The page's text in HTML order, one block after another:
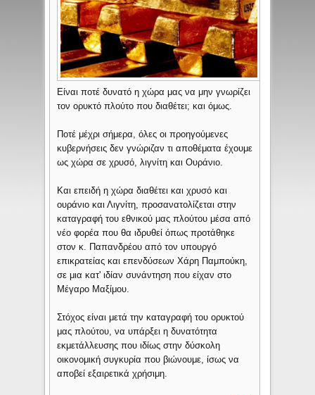
Είναι ποτέ δυνατό η χώρα μας να μην γνωρίζει
τον ορυκτό πλούτο που διαθέτει; και όμως.
Ποτέ μέχρι σήμερα, όλες οι προηγούμενες
κυβερνήσεις δεν γνώριζαν τι αποθέματα έχουμε
ως χώρα σε χρυσό, λιγνίτη και Ουράνιο.
Και επειδή η χώρα διαθέτει και χρυσό και
ουράνιο και Λιγνίτη, προσανατολίζεται στην
καταγραφή του εθνικού μας πλούτου μέσα από
νέο φορέα που θα ιδρυθεί όπως προτάθηκε
στον κ. Παπανδρέου από τον υπουργό
επικρατείας και επενδύσεων Χάρη Παμπούκη,
σε μια κατ' ιδίαν συνάντηση που είχαν στο
Μέγαρο Μαξίμου.
Στόχος είναι μετά την καταγραφή του ορυκτού
μας πλούτου, να υπάρξει η δυνατότητα
εκμετάλλευσης που ιδίως στην δύσκολη
οικονομική συγκυρία που βιώνουμε, ίσως να
αποβεί εξαιρετικά χρήσιμη.